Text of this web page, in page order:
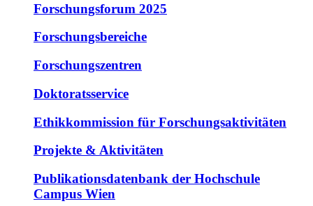
Forschungsforum 2025
Forschungsbereiche
Forschungszentren
Doktoratsservice
Ethikkommission für Forschungsaktivitäten
Projekte & Aktivitäten
Publikationsdatenbank der Hochschule
Campus Wien